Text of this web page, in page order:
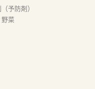
予防剤）
菜